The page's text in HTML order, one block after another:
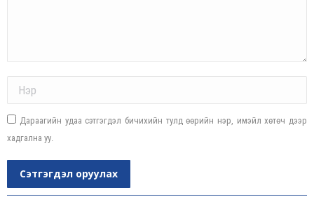
Дараагийн удаа сэтгэгдэл бичихийн тулд өөрийн нэр, имэйл хөтөч дээр
хадгална уу.
Сэтгэгдэл оруулах